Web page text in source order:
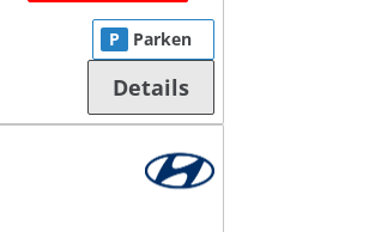
P Parken
Details